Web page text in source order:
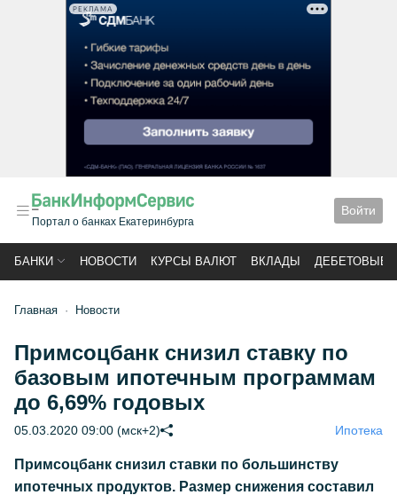
РЕКЛАМА
Портал о банках Екатеринбурга
Войти
БАНКИ НОВОСТИ КУРСЫ ВАЛЮТ ВКЛАДЫ ДЕБЕТОВЫЕ
Главная Новости
Примсоцбанк снизил ставку по
базовым ипотечным программам
до 6,69% годовых
05.03.2020 09:00 (мск+2) Ипотека
Примсоцбанк снизил ставки по большинству
ипотечных продуктов. Размер снижения составил